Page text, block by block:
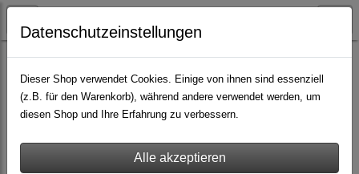
Nieten & Zubehör Schraubnieten >> Stück
Datenschutzeinstellungen
Dieser Shop verwendet Cookies. Einige von ihnen sind essenziell
(z.B. für den Warenkorb), während andere verwendet werden, um
diesen Shop und Ihre Erfahrung zu verbessern.